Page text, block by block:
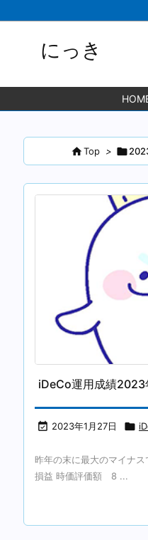
にっき
Top > 
iDeCo運用成績2023
 2023年1月27日 
昨年の末に最大のマイナ
損益 時価評価額 8 ...